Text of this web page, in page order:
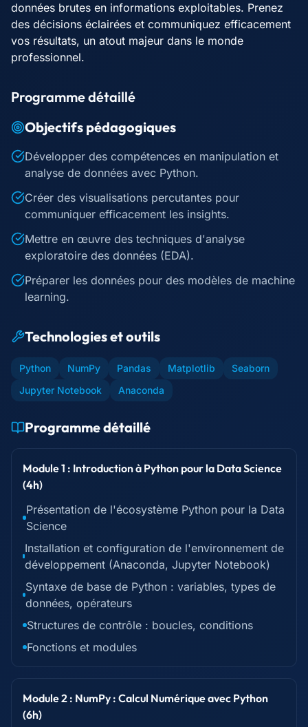
données brutes en informations exploitables. Prenez
des décisions éclairées et communiquez efficacement
vos résultats, un atout majeur dans le monde
professionnel.
Programme détaillé
Objectifs pédagogiques
Développer des compétences en manipulation et
analyse de données avec Python.
Créer des visualisations percutantes pour
communiquer efficacement les insights.
Mettre en œuvre des techniques d'analyse
exploratoire des données (EDA).
Préparer les données pour des modèles de machine
learning.
Technologies et outils
Python NumPy Pandas Matplotlib
Seaborn
Jupyter Notebook
Anaconda
Programme détaillé
Module 1 : Introduction à Python pour la Data Science
(4h)
Présentation de l'écosystème Python pour la Data
Science
Installation et configuration de l'environnement de
développement (Anaconda, Jupyter Notebook)
Syntaxe de base de Python : variables, types de
données, opérateurs
Structures de contrôle : boucles, conditions
Fonctions et modules
Module 2 : NumPy : Calcul Numérique avec Python
(6h)